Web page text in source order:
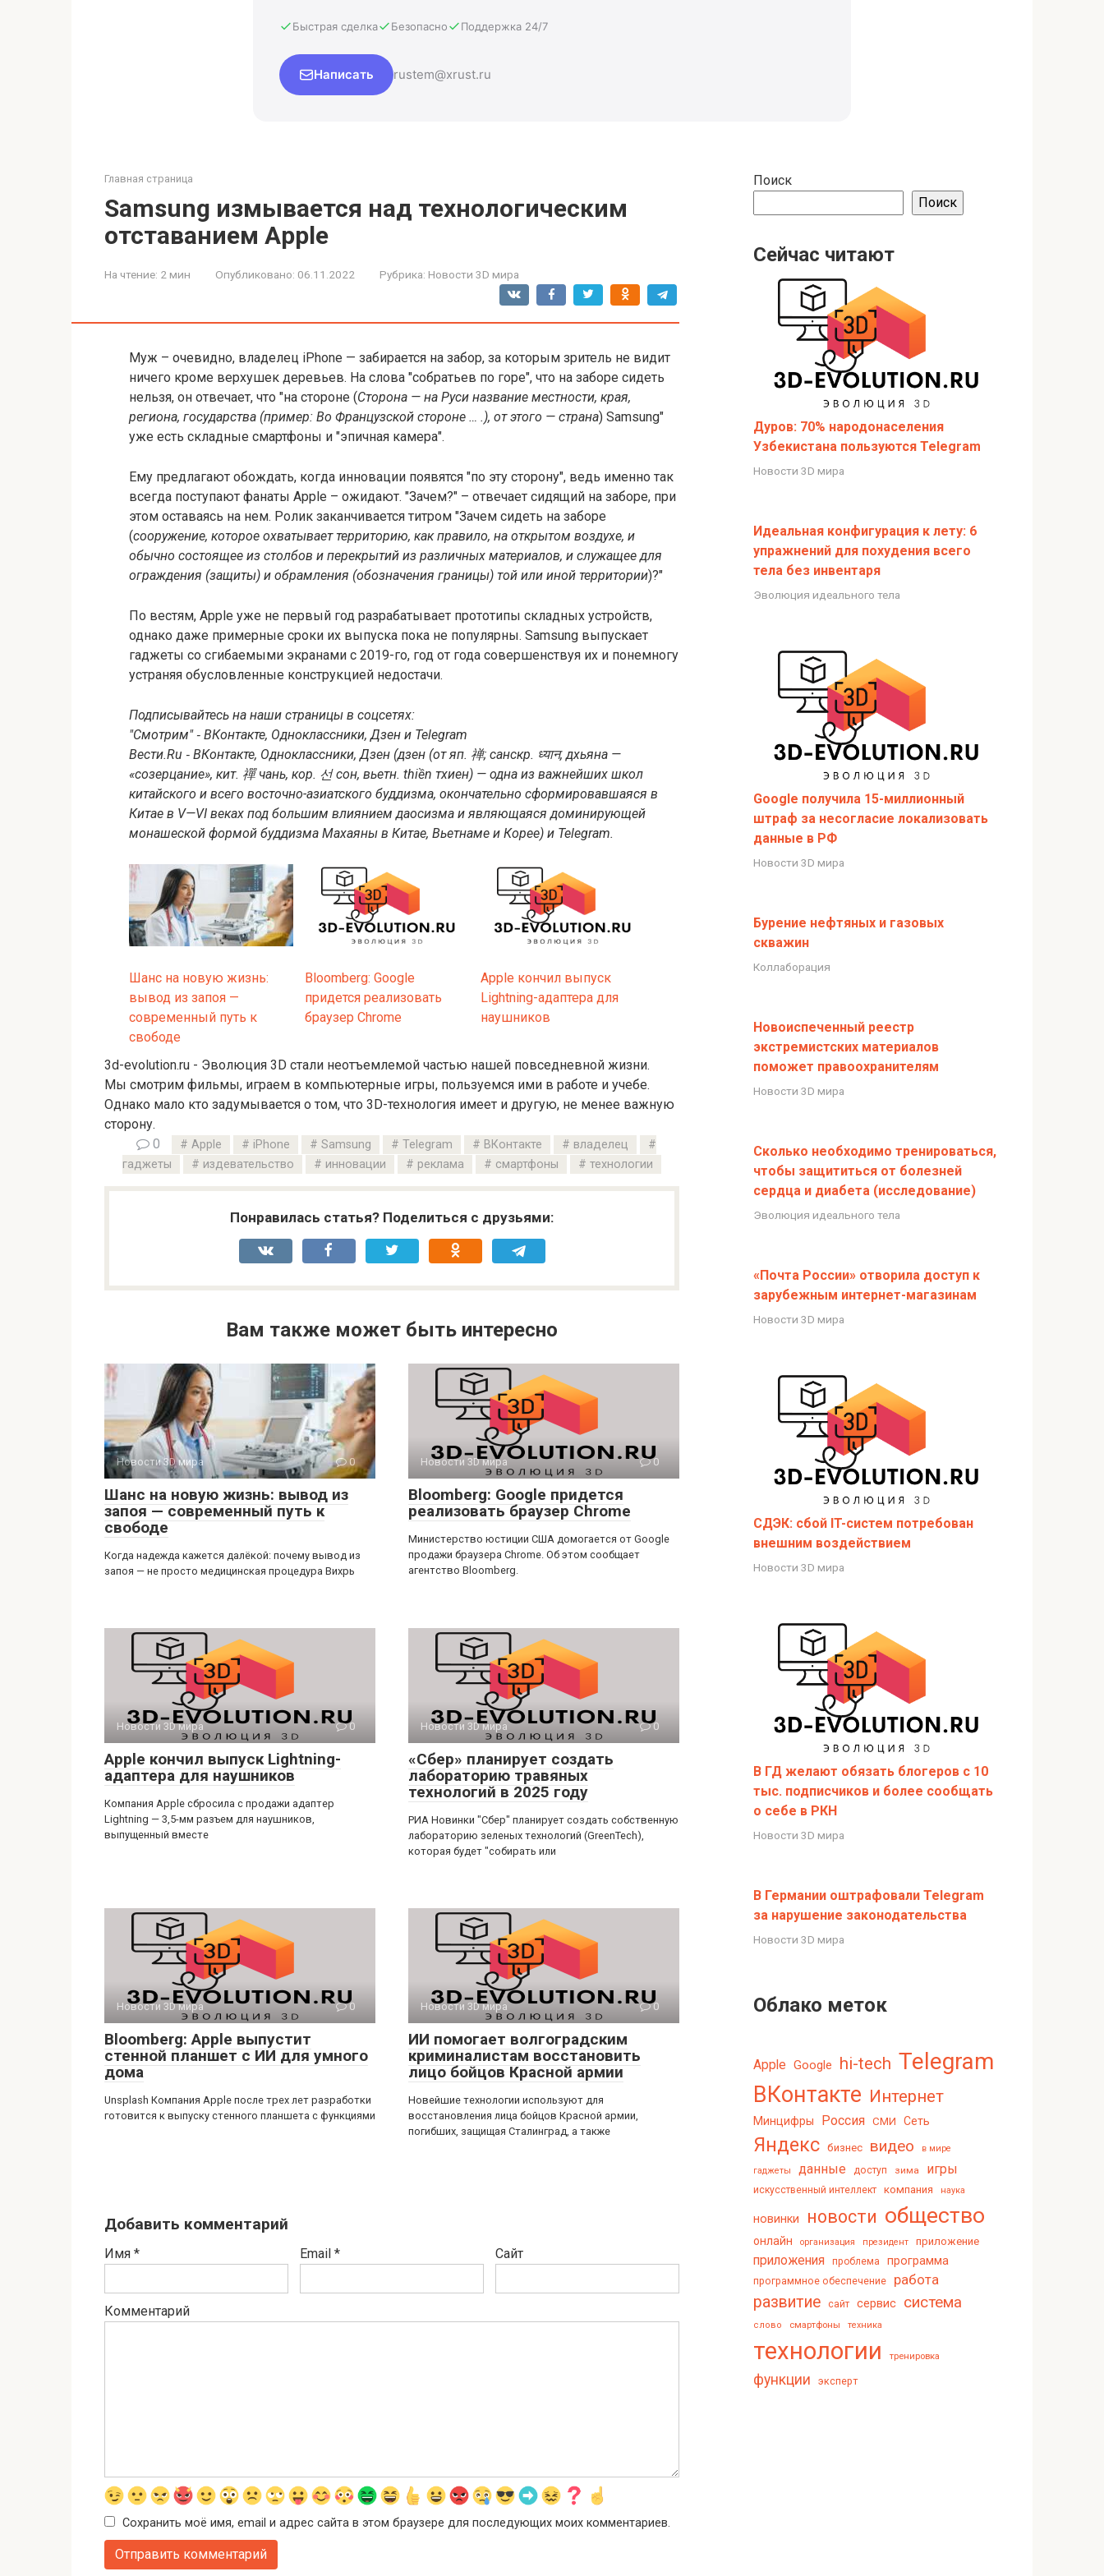
Быстрая сделка Безопасно Поддержка 24/7
Написать rustem@xrust.ru
Главная страница
Samsung измывается над технологическим
отставанием Apple
На чтение: 2 мин Опубликовано: 06.11.2022 Рубрика: Новости 3D мира
Муж – очевидно, владелец iPhone — забирается на забор, за которым зритель не видит
ничего кроме верхушек деревьев. На слова "собратьев по горе", что на заборе сидеть
нельзя, он отвечает, что "на стороне (Сторона — на Руси название местности, края,
региона, государства (пример: Во Французской стороне … .), от этого — страна) Samsung"
уже есть складные смартфоны и "эпичная камера".
Ему предлагают обождать, когда инновации появятся "по эту сторону", ведь именно так
всегда поступают фанаты Apple – ожидают. "Зачем?" – отвечает сидящий на заборе, при
этом оставаясь на нем. Ролик заканчивается титром "Зачем сидеть на заборе
(сооружение, которое охватывает территорию, как правило, на открытом воздухе, и
обычно состоящее из столбов и перекрытий из различных материалов, и служащее для
ограждения (защиты) и обрамления (обозначения границы) той или иной территории)?"
По вестям, Apple уже не первый год разрабатывает прототипы складных устройств,
однако даже примерные сроки их выпуска пока не популярны. Samsung выпускает
гаджеты со сгибаемыми экранами с 2019-го, год от года совершенствуя их и понемногу
устраняя обусловленные конструкцией недостачи.
Подписывайтесь на наши страницы в соцсетях:
"Смотрим" ‐ ВКонтакте, Одноклассники, Дзен и Telegram
Вести.Ru ‐ ВКонтакте, Одноклассники, Дзен (дзен (от яп. 禅; санскр. ध्यान, дхьяна —
«созерцание», кит. 禪 чань, кор. 선 сон, вьетн. thiền тхиен) — одна из важнейших школ
китайского и всего восточно-азиатского буддизма, окончательно сформировавшаяся в
Китае в V—VI веках под большим влиянием даосизма и являющаяся доминирующей
монашеской формой буддизма Махаяны в Китае, Вьетнаме и Корее) и Telegram.
Шанс на новую жизнь:
вывод из запоя —
современный путь к
свободе
Bloomberg: Google
придется реализовать
браузер Chrome
Apple кончил выпуск
Lightning-адаптера для
наушников
3d-evolution.ru - Эволюция 3D стали неотъемлемой частью нашей повседневной жизни.
Мы смотрим фильмы, играем в компьютерные игры, пользуемся ими в работе и учебе.
Однако мало кто задумывается о том, что 3D-технология имеет и другую, не менее важную
сторону.
0
Apple iPhone Samsung Telegram ВКонтакте
владелец
гаджеты
издевательство инновации реклама смартфоны технологии
Понравилась статья? Поделиться с друзьями:
Вам также может быть интересно
Новости 3D мира 0
Шанс на новую жизнь: вывод из
запоя — современный путь к
свободе
Когда надежда кажется далёкой: почему вывод из
запоя — не просто медицинская процедура Вихрь
Новости 3D мира 0
Bloomberg: Google придется
реализовать браузер Chrome
Министерство юстиции США домогается от Google
продажи браузера Chrome. Об этом сообщает
агентство Bloomberg.
Новости 3D мира 0
Apple кончил выпуск Lightning-
адаптера для наушников
Компания Apple сбросила с продажи адаптер
Lightning — 3,5-мм разъем для наушников,
выпущенный вместе
Новости 3D мира 0
«Сбер» планирует создать
лабораторию травяных
технологий в 2025 году
РИА Новинки "Сбер" планирует создать собственную
лабораторию зеленых технологий (GreenTech),
которая будет "собирать или
Новости 3D мира 0
Bloomberg: Apple выпустит
стенной планшет с ИИ для умного
дома
Unsplash Компания Apple после трех лет разработки
готовится к выпуску стенного планшета с функциями
Новости 3D мира 0
ИИ помогает волгоградским
криминалистам восстановить
лицо бойцов Красной армии
Новейшие технологии используют для
восстановления лица бойцов Красной армии,
погибших, защищая Сталинград, а также
Добавить комментарий
Имя * Email * Сайт
Комментарий
Сохранить моё имя, email и адрес сайта в этом браузере для последующих моих комментариев.
Поиск
Поиск
Сейчас читают
Дуров: 70% народонаселения
Узбекистана пользуются Telegram
Новости 3D мира
Идеальная конфигурация к лету: 6
упражнений для похудения всего
тела без инвентаря
Эволюция идеального тела
Google получила 15-миллионный
штраф за несогласие локализовать
данные в РФ
Новости 3D мира
Бурение нефтяных и газовых
скважин
Коллаборация
Новоиспеченный реестр
экстремистских материалов
поможет правоохранителям
Новости 3D мира
Сколько необходимо тренироваться,
чтобы защититься от болезней
сердца и диабета (исследование)
Эволюция идеального тела
«Почта России» отворила доступ к
зарубежным интернет-магазинам
Новости 3D мира
СДЭК: сбой IT-систем потребован
внешним воздействием
Новости 3D мира
В ГД желают обязать блогеров с 10
тыс. подписчиков и более сообщать
о себе в РКН
Новости 3D мира
В Германии оштрафовали Telegram
за нарушение законодательства
Новости 3D мира
Облако меток
Apple Google hi-tech Telegram
ВКонтакте Интернет
Минцифры Россия СМИ Сеть
Яндекс бизнес видео в мире
гаджеты данные доступ зима игры
искусственный интеллект компания наука
новинки новости общество
онлайн организация президент приложение
приложения проблема программа
программное обеспечение работа
развитие сайт сервис система
слово смартфоны техника
технологии тренировка
функции эксперт